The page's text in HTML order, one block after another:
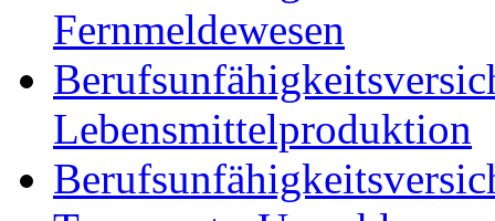
Fernmeldewesen
Lebensmittelproduktion